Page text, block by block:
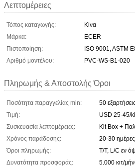
Λεπτομέρειες
Τόπος καταγωγής:
Κίνα
Μάρκα:
ECER
Πιστοποίηση:
ISO 9001, ASTM
Αριθμό μοντέλου:
PVC-WS-B1-020
Πληρωμής & Αποστολής Όροι
Ποσότητα παραγγελίας min:
50 εξαρτήσεις
Τιμή:
USD 25-45/
Συσκευασία λεπτομέρειες:
Kit Box +
Χρόνος παράδοσης:
20-30 ημέρες
Όροι πληρωμής:
T/T, L/C εν
Δυνατότητα προσφοράς:
5.000 κιτ/